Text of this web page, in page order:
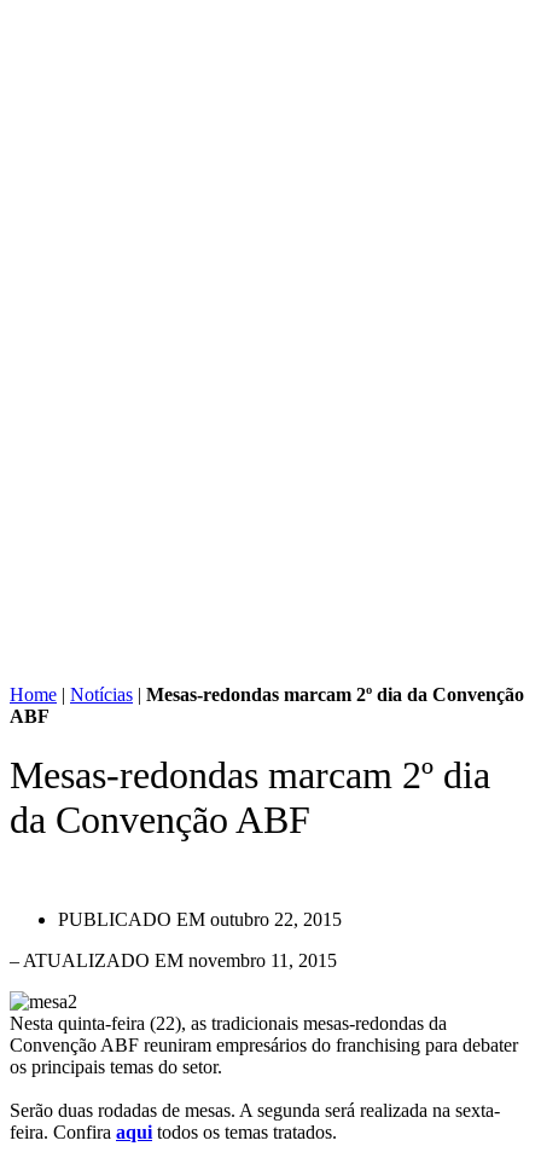
Home | Notícias | Mesas-redondas marcam 2º dia da Convenção
ABF
Mesas-redondas marcam 2º dia
da Convenção ABF
PUBLICADO EM outubro 22, 2015
– ATUALIZADO EM novembro 11, 2015
Nesta quinta-feira (22), as tradicionais mesas-redondas da
Convenção ABF reuniram empresários do franchising para debater
os principais temas do setor.
Serão duas rodadas de mesas. A segunda será realizada na sexta-
feira. Confira aqui todos os temas tratados.